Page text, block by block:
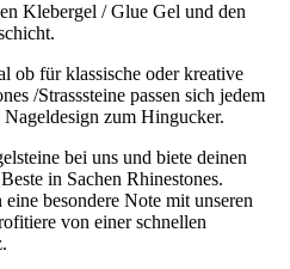
Klebergel / Glue Gel und den
ob für klassische oder kreative
/Strasssteine passen sich jedem
Nageldesign zum Hingucker.
bei uns und biete deinen
in Sachen Rhinestones.
besondere Note mit unseren
von einer schnellen